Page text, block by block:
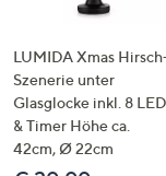
LUMIDA Xmas
Szenerie unter
Glasglocke inkl. 8
& Timer Höhe ca.
42cm, Ø 22cm